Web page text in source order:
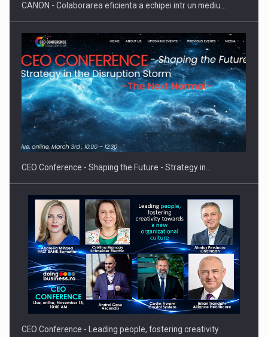
Hard Enduro Piatra Craiului 2026, fueled by benzinariile RO…
CANON - Colaborarea eficienta a echipei intr un mediu…
CEO Conference - Shaping the Future - Strategy in…
CEO Conference - Leading people, fostering creativity